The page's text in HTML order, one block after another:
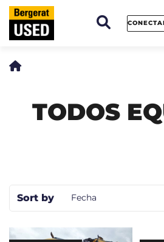
TODOS
Sort by Fecha
Panel de gestión de cookies